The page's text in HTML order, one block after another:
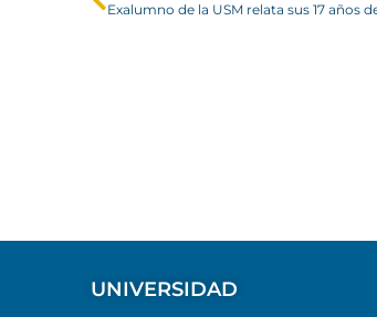
Exalumno de la USM relata sus 17 años
UNIVERSIDAD